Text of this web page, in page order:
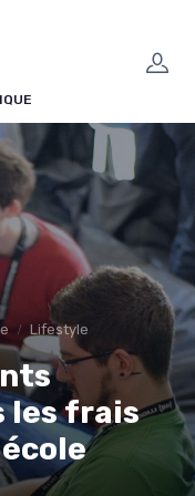
Lifestyle
les frais